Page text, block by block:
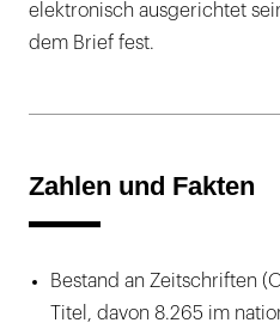
elektronisch ausgerichtet
dem Brief fest.
Zahlen und Fakten
Bestand an Zeitschriften
Titel, davon 8.265 im